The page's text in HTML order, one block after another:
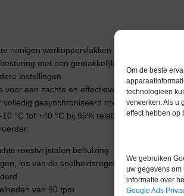
Om de beste
technologieën
verwerken. Als u
effect hebben op
We gebruiken
uw gegevens om
informatie over
Google Ads
reinigen werkoppervlakken
met een gemakkelijk afleesbaar digitaal
instellingen
voor een zachte en effectieve magnetische
gesynchroniseerd roeren in alle posities
°C tot +40 °C bij 95% relatieve
roestvrijstalen behuizing
los van de snelheidsregelaar, waardoor
van 80 tpm